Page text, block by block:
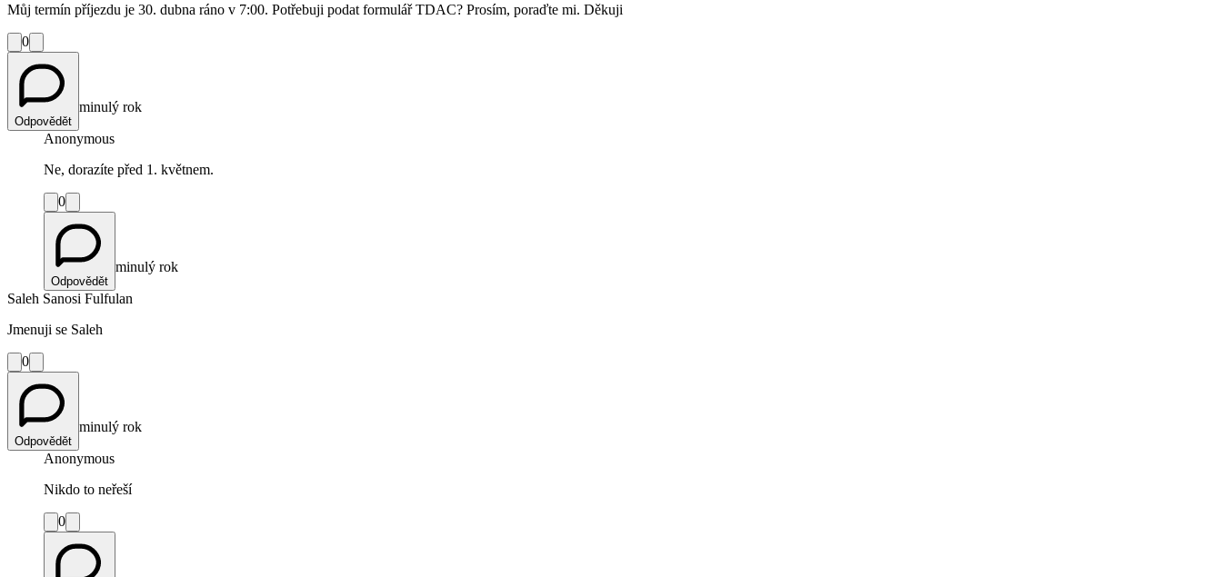
Můj termín příjezdu je 30. dubna ráno v 7:00. Potřebuji podat formulář TDAC? Prosím, poraďte mi. Děkuji
0
Odpovědět
minulý rok
Anonymous
Ne, dorazíte před 1. květnem.
0
Odpovědět
minulý rok
Saleh Sanosi Fulfulan
Jmenuji se Saleh
0
Odpovědět
minulý rok
Anonymous
Nikdo to neřeší
0